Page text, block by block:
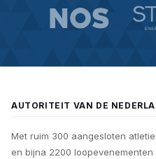
AUTORITEIT VAN DE
Met ruim 300 aangesloten
en bijna 2200